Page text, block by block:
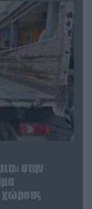
στην
χώρους